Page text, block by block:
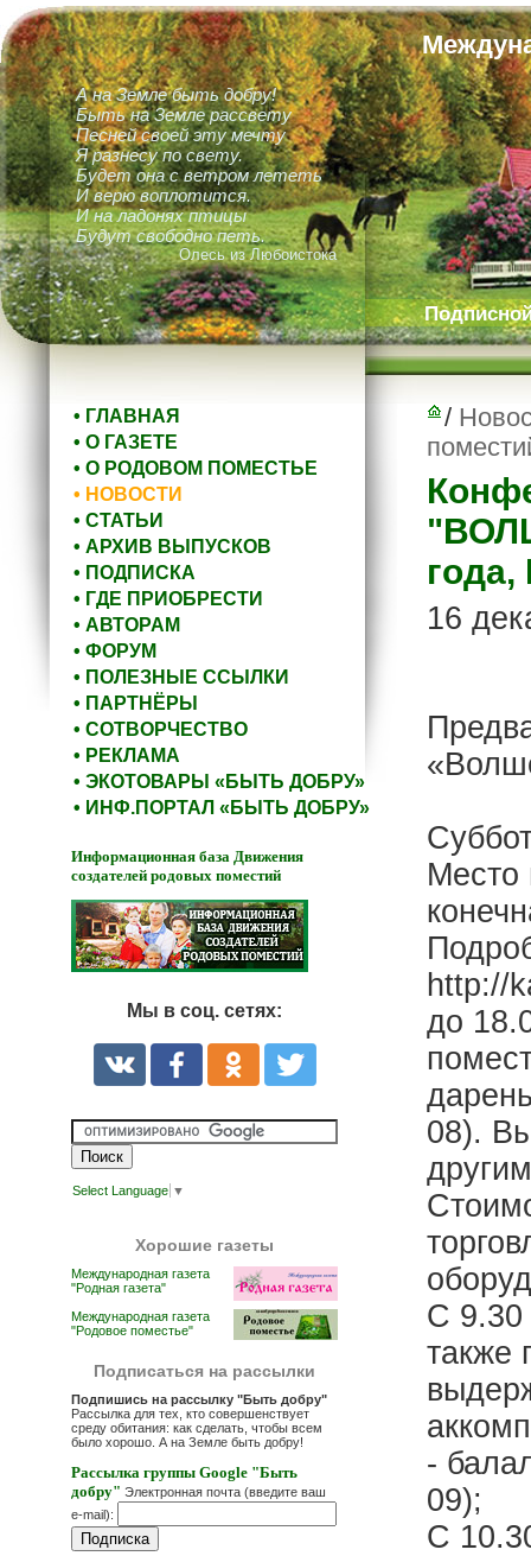
А на Земле быть добру!
Быть на Земле рассвету
Песней своей эту мечту
Я разнесу по свету.
Будет она с ветром лететь
И верю воплотится.
И на ладонях птицы
Будут свободно петь.
Олесь из Любоистока
• ГЛАВНАЯ
• О ГАЗЕТЕ
• О РОДОВОМ ПОМЕСТЬЕ
• НОВОСТИ
• СТАТЬИ
• АРХИВ ВЫПУСКОВ
• ПОДПИСКА
• ГДЕ ПРИОБРЕСТИ
• АВТОРАМ
• ФОРУМ
• ПОЛЕЗНЫЕ ССЫЛКИ
• ПАРТНЁРЫ
• СОТВОРЧЕСТВО
• РЕКЛАМА
• ЭКОТОВАРЫ «БЫТЬ ДОБРУ»
• ИНФ.ПОРТАЛ «БЫТЬ ДОБРУ»
Информационная база Движения
создателей родовых поместий
Мы в соц. сетях:
Select Language ▼
Хорошие газеты
Международная газета
"Родная газета"
Международная газета
"Родовое поместье"
Подписаться на рассылки
Подпишись на рассылку "Быть добру"
Рассылка для тех, кто совершенствует
среду обитания: как сделать, чтобы всем
было хорошо. А на Земле быть добру!
Рассылка группы Google "Быть
добру" Электронная почта (введите ваш
e-mail):
/
года,
16
http://
до
08).
С 9.30
также
-
09);
С